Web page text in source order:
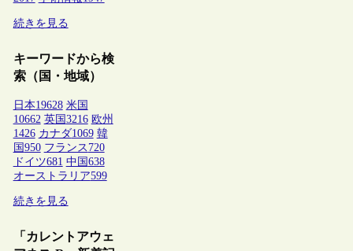
続きを見る
キーワードから検
索（国・地域）
日本19628 米国
10662 英国3216 欧州
1426 カナダ1069 韓
国950 フランス 720
ドイツ681 中国638
オーストラリア599
続きを見る
「カレントアウェ